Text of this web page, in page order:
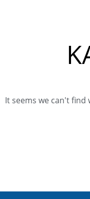
It seems we can't find